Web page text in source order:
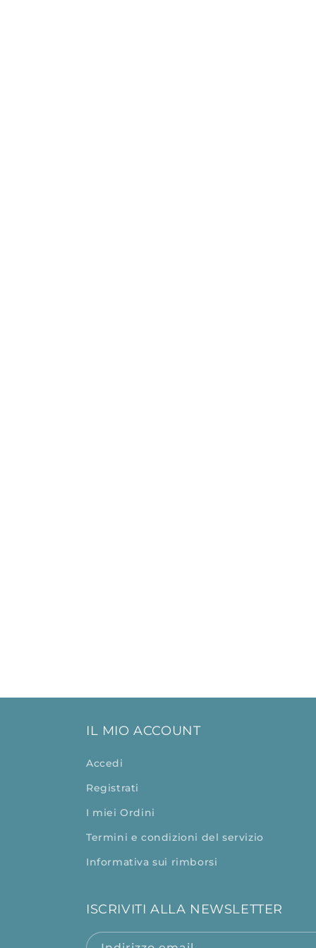
IL MIO ACCOUNT
Accedi
Registrati
I miei Ordini
Termini e condizioni del servizio
Informativa sui rimborsi
ISCRIVITI ALLA NEWSLETTER